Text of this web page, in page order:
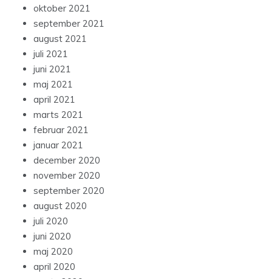
oktober 2021
september 2021
august 2021
juli 2021
juni 2021
maj 2021
april 2021
marts 2021
februar 2021
januar 2021
december 2020
november 2020
september 2020
august 2020
juli 2020
juni 2020
maj 2020
april 2020